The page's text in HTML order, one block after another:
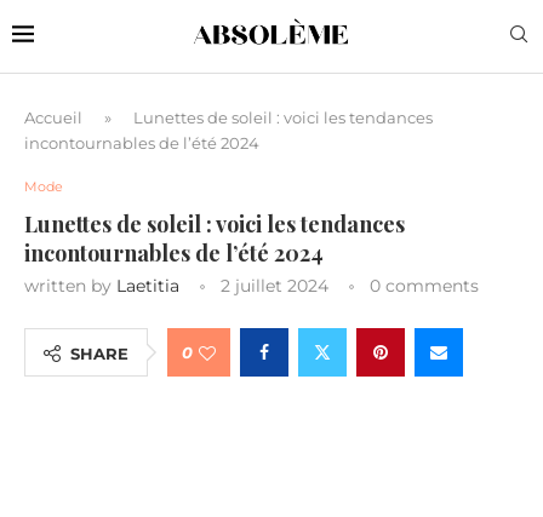
Accueil »
Lunettes de soleil : voici les tendances
incontournables de l’été 2024
Mode
Lunettes de soleil : voici les tendances
incontournables de l’été 2024
written by Laetitia 2 juillet 2024 0 comments
SHARE 0